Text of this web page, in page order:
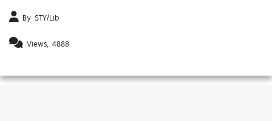
By STY/Lib
Views, 4888